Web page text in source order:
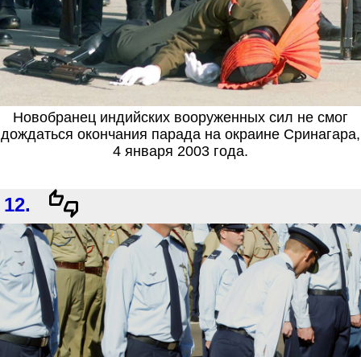
Новобранец индийских вооруженных сил не смог
дождаться окончания парада на окраине Сринагара,
4 января 2003 года.
12.